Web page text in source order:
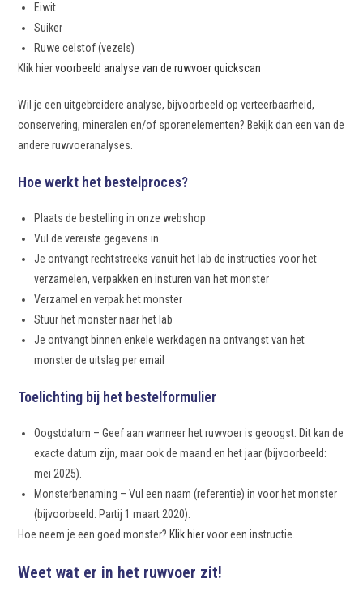
Eiwit
Suiker
Ruwe celstof (vezels)
Klik hiervoorbeeld analyse van de ruwvoer quickscan
Wil je een uitgebreidere analyse, bijvoorbeeld op verteerbaarheid,
conservering, mineralen en/of sporenelementen? Bekijk dan een van de
andere ruwvoeranalyses.
Hoe werkt het bestelproces?
Plaats de bestelling in onze webshop
Vul de vereiste gegevens in
Je ontvangt rechtstreeks vanuit het lab de instructies voor het
verzamelen, verpakken en insturen van het monster
Verzamel en verpak het monster
Stuur het monster naar het lab
Je ontvangt binnen enkele werkdagen na ontvangst van het
monster de uitslag per email
Toelichting bij het bestelformulier
Oogstdatum – Geef aan wanneer het ruwvoer is geoogst. Dit kan de
exacte datum zijn, maar ook de maand en het jaar (bijvoorbeeld:
mei 2025).
Monsterbenaming – Vul een naam (referentie) in voor het monster
(bijvoorbeeld: Partij 1 maart 2020).
Hoe neem je een goed monster? Klik hiervoor een instructie.
Weet wat er in het ruwvoer zit!